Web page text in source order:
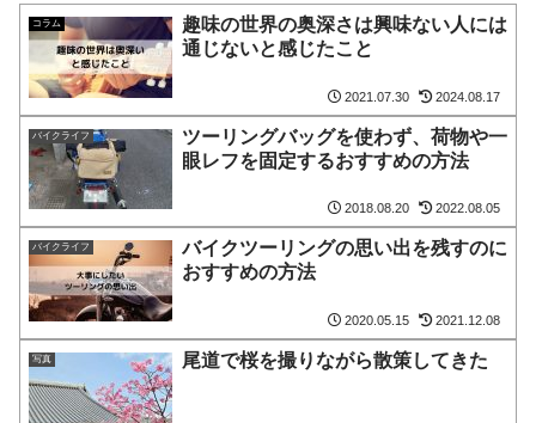
コラム
趣味の世界の奥深さは興味ない人には
通じないと感じたこと
2021.07.30 2024.08.17
バイクライフ
ツーリングバッグを使わず、荷物や一
眼レフを固定するおすすめの方法
2018.08.20 2022.08.05
バイクライフ
バイクツーリングの思い出を残すのに
おすすめの方法
2020.05.15 2021.12.08
写真 尾道で桜を撮りながら散策してきた